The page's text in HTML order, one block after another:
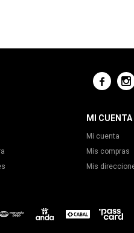
 
MI CUENTA
Mi cuenta
Mis compras
Mis